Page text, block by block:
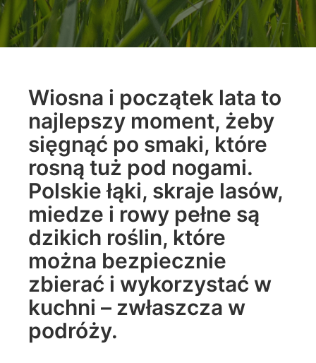
Wiosna i początek lata to
najlepszy moment, żeby
sięgnąć po smaki, które
rosną tuż pod nogami.
Polskie łąki, skraje lasów,
miedze i rowy pełne są
dzikich roślin, które
można bezpiecznie
zbierać i wykorzystać w
kuchni – zwłaszcza w
podróży.